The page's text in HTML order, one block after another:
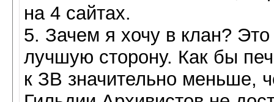
на 4 сайтах.
5. Зачем я хочу в клан?
лучшую сторону. Как бы
к ЗВ значительно меньше,